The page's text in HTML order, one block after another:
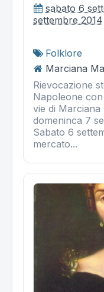
sabato 6
settembre 2014
Folklore
Marciana
Rievocazione
Napoleone
vie di
domeninca 7
Sabato 6
mercato...